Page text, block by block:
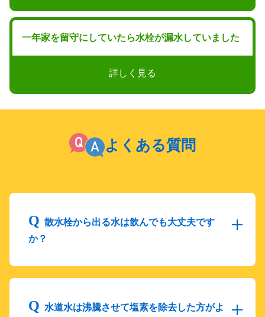
一年家を留守にしていたら水栓が漏水していました
詳しく見る
よくある質問
散水栓から出る水は飲んでも大丈夫です
か？
水道水は沸騰させて塩素を除去した方がよ